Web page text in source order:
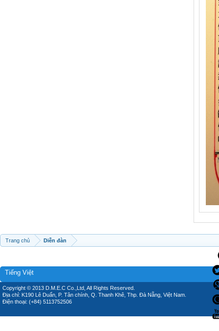
Trang chủ Diễn đàn
Tiếng Việt
Copyright © 2013 D.M.E.C Co.,Ltd, All Rights Reserved.
Địa chỉ: K190 Lê Duẩn, P. Tân chính, Q. Thanh Khê, Thp. Đà Nẵng, Việt Nam.
Điện thoại: (+84) 5113752506